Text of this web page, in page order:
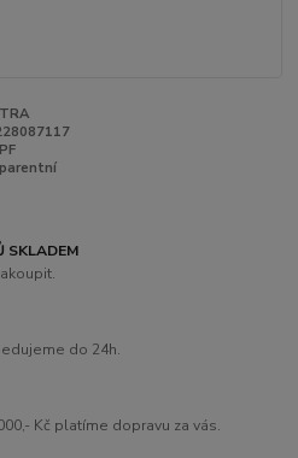
SKLADEM
do 24h.
Kč platíme dopravu za vás.